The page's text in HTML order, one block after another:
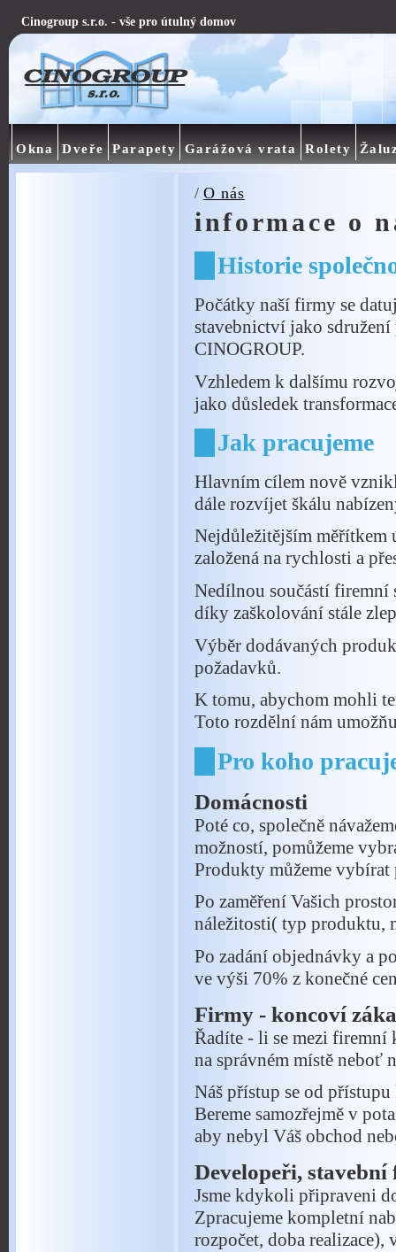
/ O nás
informace o
Historie
Počátky naší firmy se
stavebnictví jako
CINOGROUP.
Vzhledem k dalšímu
jako důsledek
Jak pracujeme
Hlavním cílem nově
dále rozvíjet škálu
Nejdůležitějším měřítkem
založená na rychlosti a
Nedílnou součástí firemní
díky zaškolování stále
Výběr dodávaných
požadavků.
K tomu, abychom mohli
Toto rozdělní nám
Pro koho
Domácnosti
Poté co, společně
možností, pomůžeme
Produkty můžeme
Po zaměření Vašich
náležitosti( typ produktu,
Po zadání objednávky a
ve výši 70% z konečné
Firmy - koncoví
Řadíte - li se mezi firemní
na správném místě neboť
Náš přístup se od
Bereme samozřejmě v
aby nebyl Váš obchod
Developeři,
Jsme kdykoli připraveni
Zpracujeme kompletní
rozpočet, doba
Cinogroup s.r.o. - vše pro útulný domov
Okna Dveře Parapety Garážová vrata Rolety